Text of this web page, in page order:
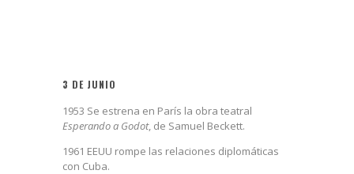
3 DE JUNIO
1953 Se estrena en París la obra teatral
Esperando a Godot, de Samuel Beckett.
1961 EEUU rompe las relaciones diplomáticas
con Cuba.